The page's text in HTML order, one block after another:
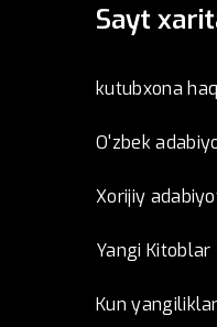
Sayt
kutubxona
O'zbek
Xorijiy
Yangi Kitoblar
Kun yangiliklar